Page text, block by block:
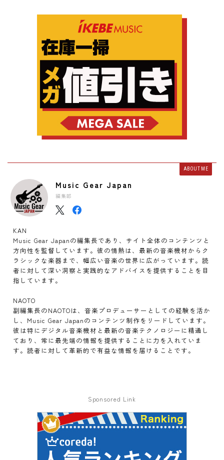
ABOUT ME
Music Gear Japan
編集部
KAN
Music Gear Japanの編集長であり、サイト全体のコンテンツと
方向性を監督しています。彼の情熱は、最新の音楽機材からク
ラシックな楽器まで、幅広い音楽の世界に広がっています。読
者に対して深い洞察と実践的なアドバイスを提供することを目
指しています。
NAOTO
副編集長のNAOTOは、音楽プロデューサーとしての経験を活か
し、Music Gear Japanのコンテンツ制作をリードしています。
彼は特にデジタル音楽機材と最新の音楽テクノロジーに精通し
ており、常に最先端の情報を提供することに力を入れていま
す。読者に対して革新的で有益な情報を届けることです。
Sponsored Link